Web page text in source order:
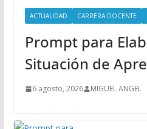
ACTUALIDAD CARRERA DOCENTE
Prompt para
Situación de
6 agosto, 2026 MIGUEL ANGEL